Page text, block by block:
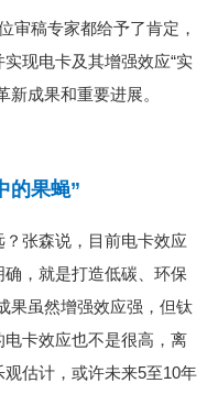
审稿专家都给予了肯定，
现电卡及其增强效应“实
新成果和重要进展。
的果蝇”
张森说，目前电卡效应
，就是打造低碳、环保
果虽然增强效应强，但钛
卡效应也不是很高，离
估计，或许未来5至10年